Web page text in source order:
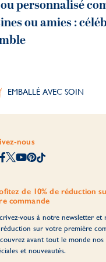
personnalisé
ou amies :
EMBALLÉ AVEC SOIN
nous
de 10% de réduction
commande
vous à notre newsletter et
sur votre première
avant tout le monde nos
et nouveautés.